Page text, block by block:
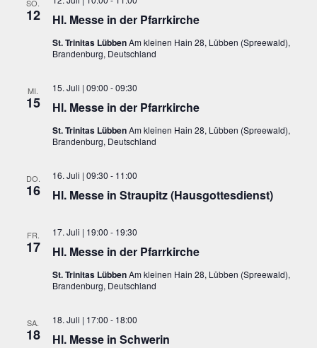
SO.
12 Hl. Messe in der Pfarrkirche
St. Trinitas LübbenAm kleinen Hain 28, Lübben (Spreewald),
Brandenburg, Deutschland
MI.
15 Hl. Messe in der Pfarrkirche
15. Juli | 09:00 -09:30
St. Trinitas LübbenAm kleinen Hain 28, Lübben (Spreewald),
Brandenburg, Deutschland
DO.
16 Hl. Messe in Straupitz (Hausgottesdienst)
16. Juli | 09:30 - 11:00
FR.
17 Hl. Messe in der Pfarrkirche
17. Juli | 19:00 - 19:30
St. Trinitas LübbenAm kleinen Hain 28, Lübben (Spreewald),
Brandenburg, Deutschland
SA.
18 Hl. Messe in Schwerin
18. Juli | 17:00 - 18:00